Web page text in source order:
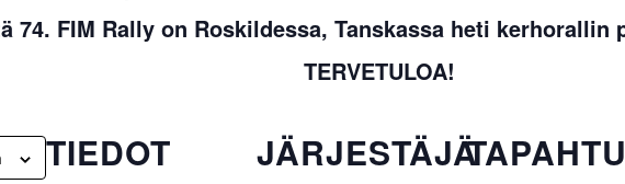
74. FIM Rally on Roskildessa, Tanskassa heti kerhorallin
TERVETULOA!
TIEDOT JÄRJESTÄJÄ